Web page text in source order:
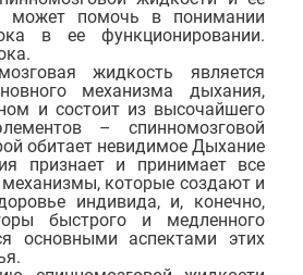
может помочь в понимании
в ее функционировании.
жидкость является
механизма дыхания,
и состоит из высочайшего
– спинномозговой
обитает невидимое Дыхание
признает и принимает все
которые создают и
индивида, и, конечно,
быстрого и медленного
основными аспектами этих